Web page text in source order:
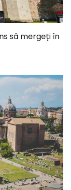
să mergeți în